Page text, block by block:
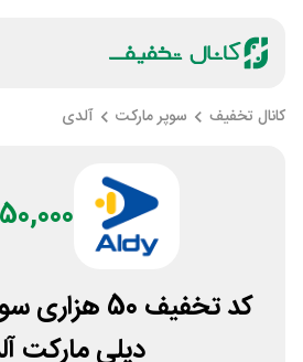
کانال تخفیف سوپر مارکت آلدی
50,000 تومان
کد تخفیف 50
دیلی مارکت